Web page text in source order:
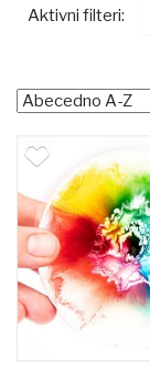
Aktivni filteri: